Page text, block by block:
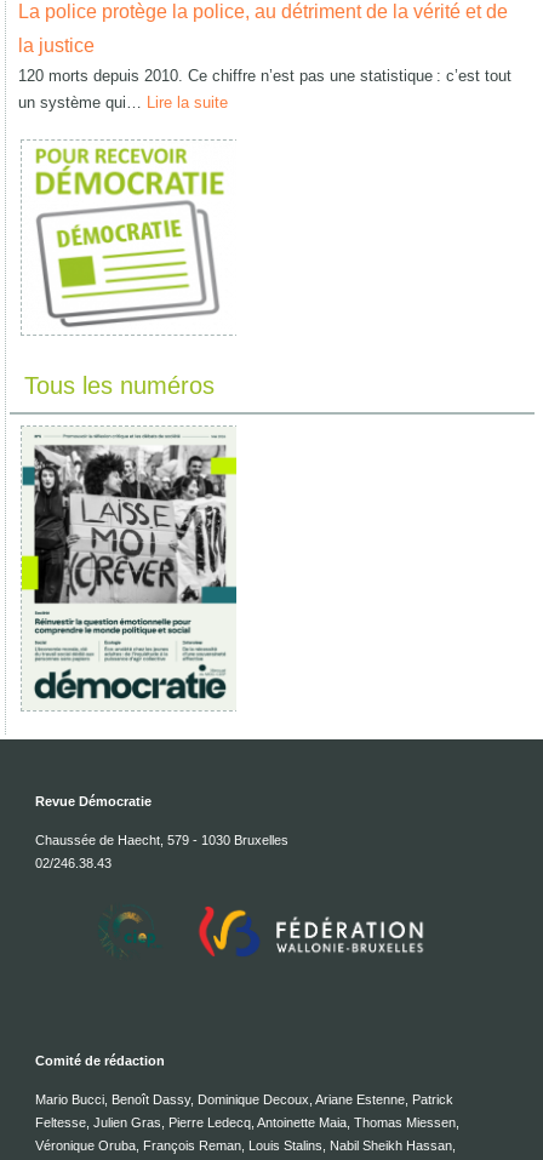
La police protège la police, au détriment de la vérité et de
la justice
120 morts depuis 2010. Ce chiffre n’est pas une statistique : c’est tout
un système qui… Lire la suite
Tous les numéros
Revue Démocratie
Chaussée de Haecht, 579 - 1030 Bruxelles
02/246.38.43
Comité de rédaction
Mario Bucci, Benoît Dassy, Dominique Decoux, Ariane Estenne, Patrick
Feltesse, Julien Gras, Pierre Ledecq, Antoinette Maia, Thomas Miessen,
Véronique Oruba, François Reman, Louis Stalins, Nabil Sheikh Hassan,